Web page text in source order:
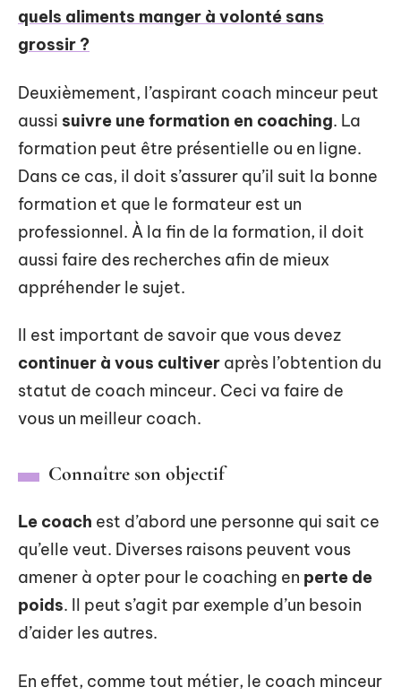
quels aliments manger à volonté sans
grossir ?
Deuxièmement, l’aspirant coach minceur peut
aussi suivre une formation en coaching. La
formation peut être présentielle ou en ligne.
Dans ce cas, il doit s’assurer qu’il suit la bonne
formation et que le formateur est un
professionnel. À la fin de la formation, il doit
aussi faire des recherches afin de mieux
appréhender le sujet.
Il est important de savoir que vous devez
continuer à vous cultiver après l’obtention du
statut de coach minceur. Ceci va faire de
vous un meilleur coach.
Connaître son objectif
Le coach est d’abord une personne qui sait ce
qu’elle veut. Diverses raisons peuvent vous
amener à opter pour le coaching en perte de
poids. Il peut s’agit par exemple d’un besoin
d’aider les autres.
En effet, comme tout métier, le coach minceur